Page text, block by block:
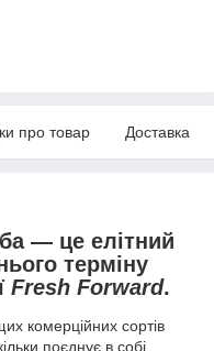
про товар Доставка
— це елітний
терміну
Fresh Forward.
комерційних сортів
поєднує в собі